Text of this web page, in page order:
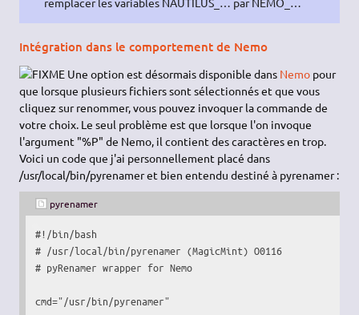
Intégration dans le comportement de Nemo
Une option est désormais disponible dans Nemo pour
que lorsque plusieurs fichiers sont sélectionnés et que vous
cliquez sur renommer, vous pouvez invoquer la commande de
votre choix. Le seul problème est que lorsque l'on invoque
l'argument "%P" de Nemo, il contient des caractères en trop.
Voici un code que j'ai personnellement placé dans
/usr/local/bin/pyrenamer et bien entendu destiné à pyrenamer :
pyrenamer
#!/bin/bash
# /usr/local/bin/pyrenamer (MagicMint) O0116
# pyRenamer wrapper for Nemo
cmd="/usr/bin/pyrenamer"